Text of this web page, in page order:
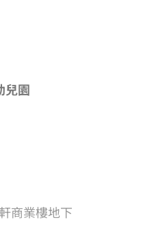
兒園
商業樓地下